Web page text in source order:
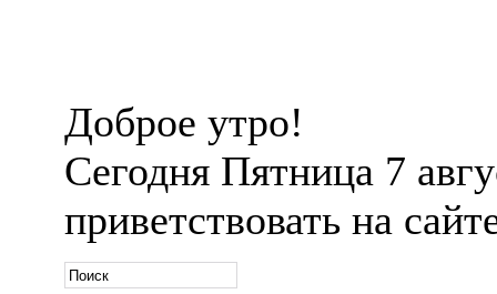
Доброе утро!
Сегодня Пятница 7
приветствовать на